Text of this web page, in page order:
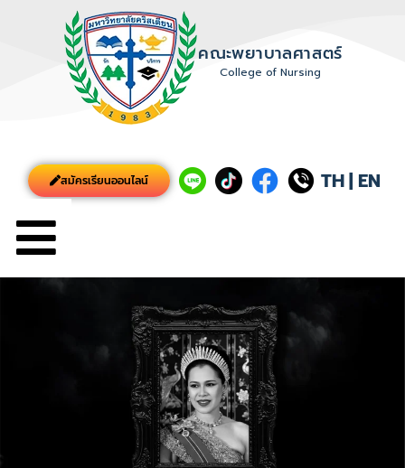
คณะพยาบาลศาสตร์
College of Nursing
สมัครเรียนออนไลน์ TH| EN